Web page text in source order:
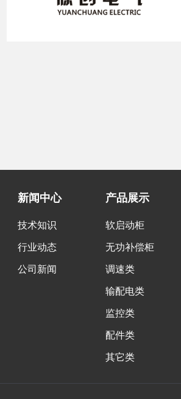
新闻中心
技术知识
行业动态
公司新闻
产品展示
软启动柜
无功补偿柜
调速类
输配电类
监控类
配件类
其它类